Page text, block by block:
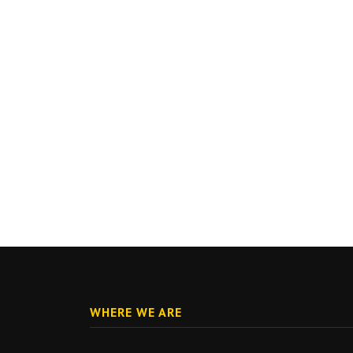
WHERE WE ARE